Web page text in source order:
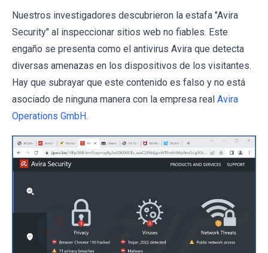
Nuestros investigadores descubrieron la estafa "Avira
Security" al inspeccionar sitios web no fiables. Este
engaño se presenta como el antivirus Avira que detecta
diversas amenazas en los dispositivos de los visitantes.
Hay que subrayar que este contenido es falso y no está
asociado de ninguna manera con la empresa real Avira
Operations GmbH.